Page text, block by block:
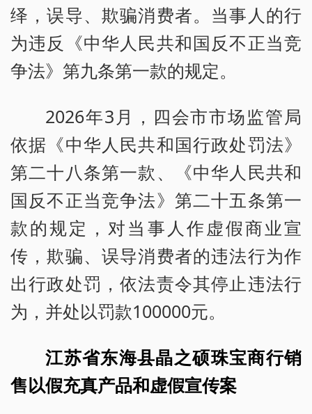
绎，误导、欺骗消费者。当事人的行
为违反《中华人民共和国反不正当竞
争法》第九条第一款的规定。
2026年3月，四会市市场监管局
依据《中华人民共和国行政处罚法》
第二十八条第一款、《中华人民共和
国反不正当竞争法》第二十五条第一
款的规定，对当事人作虚假商业宣
传，欺骗、误导消费者的违法行为作
出行政处罚，依法责令其停止违法行
为，并处以罚款100000元。
江苏省东海县晶之硕珠宝商行销
售以假充真产品和虚假宣传案